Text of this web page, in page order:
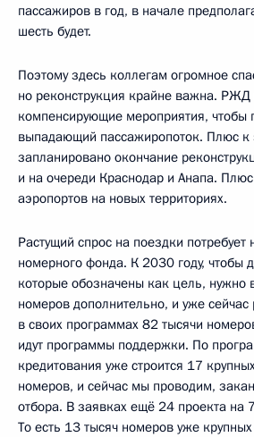
пассажиров в год, в начале
шесть будет.
Поэтому здесь коллегам огромное
но реконструкция крайне важна.
компенсирующие мероприятия, чтобы
выпадающий пассажиропоток. Плюс к
запланировано окончание
и на очереди Краснодар и Анапа.
аэропортов на новых территориях.
Растущий спрос на поездки
номерного фонда. К 2030 году, чтобы
которые обозначены как цель, нужно
номеров дополнительно, и уже
в своих программах 82 тысячи
идут программы поддержки. По
кредитования уже строится 17
номеров, и сейчас мы проводим,
отбора. В заявках ещё 24 проекта на
То есть 13 тысяч номеров уже